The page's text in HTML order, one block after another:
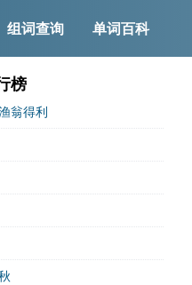
组词查询 单词百科
榜
翁得利